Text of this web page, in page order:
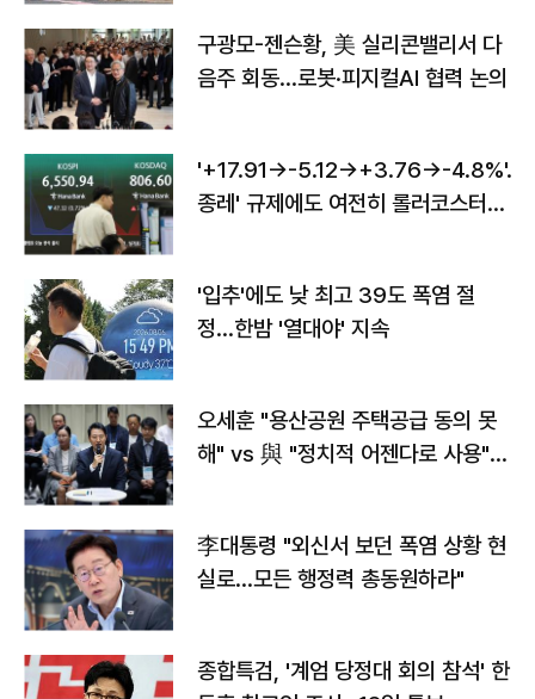
구광모-젠슨황, 美 실리콘밸리서 다
음주 회동…로봇·피지컬AI 협력 논의
'+17.91→-5.12→+3.76→-4.8%'…'
종레' 규제에도 여전히 롤러코스터
'입추'에도 낮 최고 39도 폭염 절
정…한밤 '열대야' 지속
오세훈 "용산공원 주택공급 동의 못
해" vs 與 "정치적 어젠다로 사용"
李대통령 "외신서 보던 폭염 상황 현
실로…모든 행정력 총동원하라"
종합특검, '계엄 당정대 회의 참석' 한